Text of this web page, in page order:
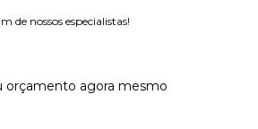
de nossos especialistas!
orçamento agora mesmo